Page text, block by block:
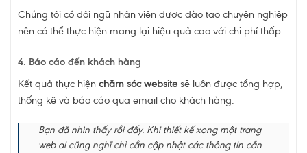
Chúng tôi có đội ngũ nhân viên được đào tạo chuyên nghiệp
nên có thể thực hiện mang lại hiệu quả cao với chi phí thấp.
4. Báo cáo đến khách hàng
Kết quả thực hiện chăm sóc website sẽ luôn được tổng hợp,
thống kê và báo cáo qua email cho khách hàng.
Bạn đã nhìn thấy rồi đấy. Khi thiết kế xong một trang
web ai cũng nghĩ chỉ cần cập nhật các thông tin cần